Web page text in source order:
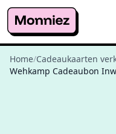
Home/Cadeaukaarten
Wehkamp Cadeaubon